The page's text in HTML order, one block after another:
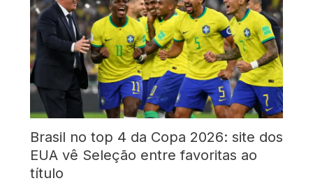
Brasil no top 4 da Copa 2026: site dos
EUA vê Seleção entre favoritas ao
título